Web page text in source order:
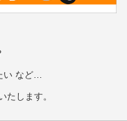
い など…
します。